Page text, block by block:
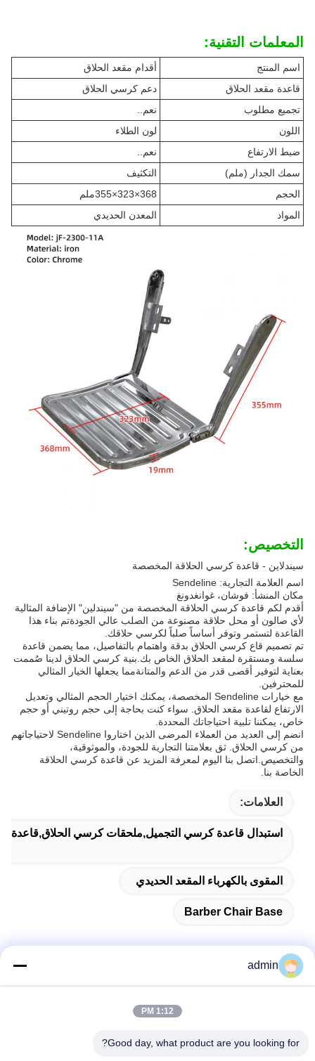
المعلمات التقنية:
اسم المنتج
أقدام مقعد الحلاق
قاعدة مقعد الحلاق
دعم كرسي الحلاق
تجميع مطلوب
نعم..
اللون
لون الطلاء
ضبط الارتفاع
نعم..
سمك الجدار (ملم)
التكثيف
الحجم
368×323×355ملم
المواد
المعدن الحديدي
التخصيص:
سيندلاين - قاعدة كرسي الحلاقة المخصصة
اسم العلامة التجارية: Sendeline
مكان المنشأ: فوشان، غوانغدونغ
أقدم لكم قاعدة كرسي الحلاقة المخصصة من "سيندلين" الإضافة المثالية
لأي صالون أو محل حلاقة مصنوعة من الصلب عالي الجودةتم بناء هذا
القاعدة لتستمر وتوفر أساساً صلباً لكرسي حلاقك.
تم تصميم قاع كرسي الحلاق بدقة واهتمام بالتفاصيل، مما يضمن قاعدة
سلسة ومستقرة لمقعد الحلاق الخاص بك.بنية كرسي الحلاق لدينا صُممت
بعناية لتوفير أقصى قدر من الدعم والمتانةمما يجعلها الخيار المثالي
للمحترفين.
مع خيارات Sendeline المخصصة، يمكنك اختيار الحجم المثالي وتعديل
الارتفاع لقاعدة مقعد الحلاق. سواء كنت بحاجة إلى حجم روتيني أو حجم
خاص، يمكننا تلبية احتياجاتك المحددة.
انضم إلى العديد من العملاء المرضى الذين اختاروا Sendeline لاحتياجاتهم
من كرسي الحلاق. ثق بعلامتنا التجارية للجودة، والموثوقية،
والتخصيص.اتصل بنا اليوم لمعرفة المزيد عن قاعدة كرسي الحلاقة
الخاصة بنا.
العلامات:
استبدال قاعدة كرسي التجميل,ملحقات كرسي الحلاق,قاعدة
المقوى بالكهرباء المقعد الحديدي
Barber Chair Base
admin
1:12 PM
Good day, what product are you looking for?